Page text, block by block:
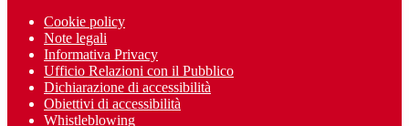
Cookie policy
Note legali
Informativa Privacy
Ufficio Relazioni con il Pubblico
Dichiarazione di accessibilità
Obiettivi di accessibilità
Whistleblowing